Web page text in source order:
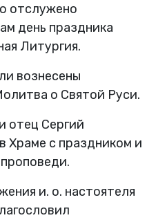
отслужено
день праздника
Литургия.
вознесены
о Святой Руси.
отец Сергий
Храме с праздником и
и. о. настоятеля